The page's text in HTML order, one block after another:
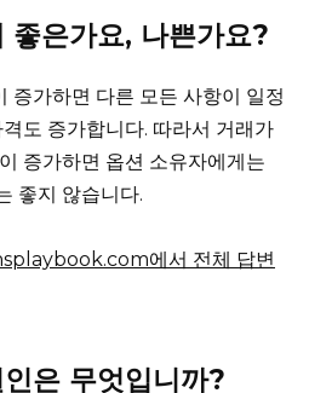
은가요, 나쁜가요?
증가하면 다른 모든 사항이 일정
도 증가합니다. 따라서 거래가
증가하면 옵션 소유자에게는
좋지 않습니다.
에서 전체 답변
은 무엇입니까?